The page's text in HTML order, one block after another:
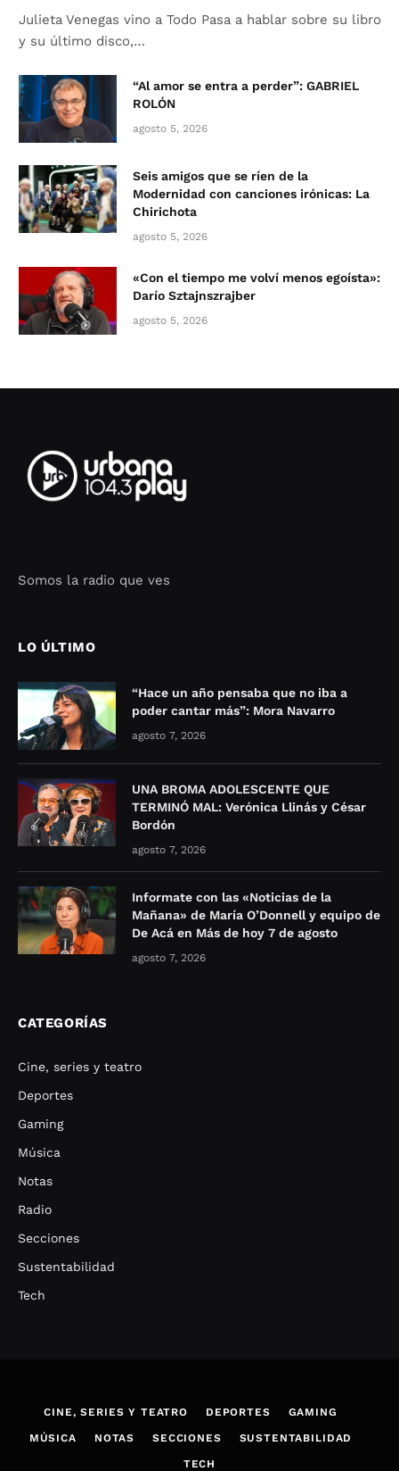
Julieta Venegas vino a Todo Pasa a hablar sobre su libro
y su último disco,…
“Al amor se entra a perder”: GABRIEL
ROLÓN
agosto 5, 2026
Seis amigos que se ríen de la
Modernidad con canciones irónicas: La
Chirichota
agosto 5, 2026
«Con el tiempo me volví menos egoísta»:
Darío Sztajnszrajber
agosto 5, 2026
Somos la radio que ves
LO ÚLTIMO
“Hace un año pensaba que no iba a
poder cantar más”: Mora Navarro
agosto 7, 2026
UNA BROMA ADOLESCENTE QUE
TERMINÓ MAL: Verónica Llinás y César
Bordón
agosto 7, 2026
Informate con las «Noticias de la
Mañana» de María O’Donnell y equipo de
De Acá en Más de hoy 7 de agosto
agosto 7, 2026
CATEGORÍAS
Cine, series y teatro
Deportes
Gaming
Música
Notas
Radio
Secciones
Sustentabilidad
Tech
CINE, SERIES Y TEATRO DEPORTES GAMING
MÚSICA NOTAS SECCIONES SUSTENTABILIDAD
TECH